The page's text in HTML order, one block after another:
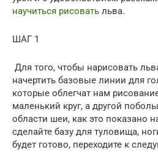
научиться рисовать льва.
ШАГ 1
Для того, чтобы нарисовать
начертить базовые линии для
которые облегчат нам
маленький круг, а другой
области шеи, как это показано
сделайте базу для туловища,
будет готово, переходите к